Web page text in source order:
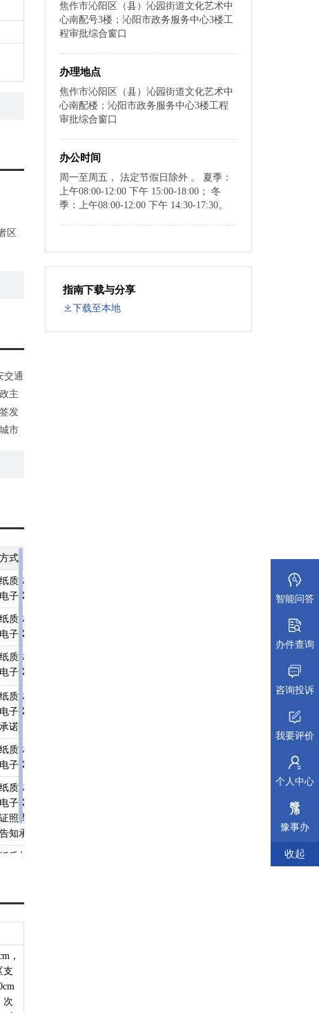
区
交通
主
发
市
线
’1式 材料依据
质材料、
子文件
质材料、
子文件
质材料、
子文件
质材料、
子文件、
诺
查看依据
质材料、
子文件
质材料、
子文件、
照库引
知承诺
查看依据
质材料 查看依据
，
支
次
焦作市沁阳区（县）沁园街道文化艺术中
心南配号3楼；沁阳市政务服务中心3楼工
程审批综合窗口
办理地点
焦作市沁阳区（县）沁园街道文化艺术中
心南配楼；沁阳市政务服务中心3楼工程
审批综合窗口
办公时间
周一至周五， 法定节假日除外 。 夏季：
上午08:00-12:00 下午 15:00-18:00； 冬
季：上午08:00-12:00 下午 14:30-17:30。
指南下载与分享
下载至本地
智能问答
办件查询
咨询投诉
我要评价
个人中心
豫事办
收起